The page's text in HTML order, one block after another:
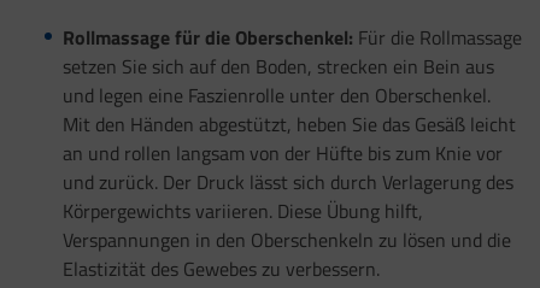
Rollmassage für die Oberschenkel: Für die Rollmassage
setzen Sie sich auf den Boden, strecken ein Bein aus
und legen eine Faszienrolle unter den Oberschenkel.
Mit den Händen abgestützt, heben Sie das Gesäß leicht
an und rollen langsam von der Hüfte bis zum Knie vor
und zurück. Der Druck lässt sich durch Verlagerung des
Körpergewichts variieren. Diese Übung hilft,
Verspannungen in den Oberschenkeln zu lösen und die
Elastizität des Gewebes zu verbessern.